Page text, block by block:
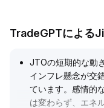
TradeGPTによる
JTOの短期的な動
インフレ懸念が交
ています。感情的
は変わらず、エネ